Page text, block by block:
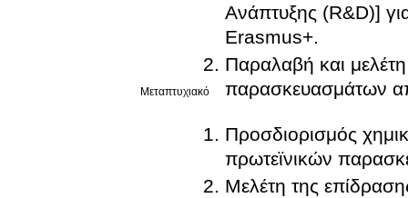
Μεταπτυχιακό
Ανάπτυξης (R&D)]
Erasmus+.
Παραλαβή και
παρασκευασμάτων
Προσδιορισμός
πρωτεϊνικών
Μελέτη της